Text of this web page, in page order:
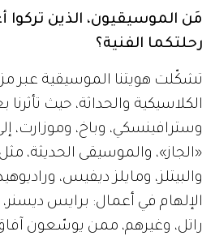
مَن الموسيقيون، الذين تركوا
رحلتكما الفنية؟
تشكّلت هويتنا الموسيقية عبر
الكلاسيكية والحداثة، حيث تأثرنا
وسترافينسكي، وباخ، وموزارت،
«الجاز»، والموسيقى الحديثة،
والبيتلز، ومايلز ديفيس،
الإلهام في أعمال: برايس
راتل، وغيرهم، ممن يوسّعون